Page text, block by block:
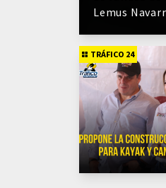
Lemus
TRÁFICO 24